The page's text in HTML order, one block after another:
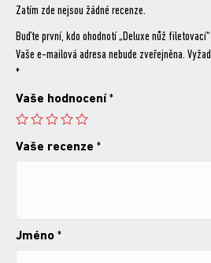
Zatím zde nejsou žádné recenze.
Buďte první, kdo ohodnotí „Deluxe nůž filetovací“
Vaše e-mailová adresa nebude zveřejněna.
*
Vaše hodnocení *
Vaše recenze *
Jméno *